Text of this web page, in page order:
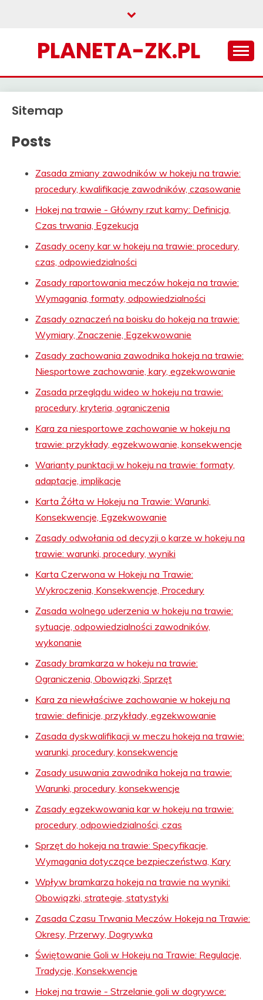
PLANETA-ZK.PL
Sitemap
Posts
Zasada zmiany zawodników w hokeju na trawie:
procedury, kwalifikacje zawodników, czasowanie
Hokej na trawie - Główny rzut karny: Definicja,
Czas trwania, Egzekucja
Zasady oceny kar w hokeju na trawie: procedury,
czas, odpowiedzialności
Zasady raportowania meczów hokeja na trawie:
Wymagania, formaty, odpowiedzialności
Zasady oznaczeń na boisku do hokeja na trawie:
Wymiary, Znaczenie, Egzekwowanie
Zasady zachowania zawodnika hokeja na trawie:
Niesportowe zachowanie, kary, egzekwowanie
Zasada przeglądu wideo w hokeju na trawie:
procedury, kryteria, ograniczenia
Kara za niesportowe zachowanie w hokeju na
trawie: przykłady, egzekwowanie, konsekwencje
Warianty punktacji w hokeju na trawie: formaty,
adaptacje, implikacje
Karta Żółta w Hokeju na Trawie: Warunki,
Konsekwencje, Egzekwowanie
Zasady odwołania od decyzji o karze w hokeju na
trawie: warunki, procedury, wyniki
Karta Czerwona w Hokeju na Trawie:
Wykroczenia, Konsekwencje, Procedury
Zasada wolnego uderzenia w hokeju na trawie:
sytuacje, odpowiedzialności zawodników,
wykonanie
Zasady bramkarza w hokeju na trawie:
Ograniczenia, Obowiązki, Sprzęt
Kara za niewłaściwe zachowanie w hokeju na
trawie: definicje, przykłady, egzekwowanie
Zasada dyskwalifikacji w meczu hokeja na trawie:
warunki, procedury, konsekwencje
Zasady usuwania zawodnika hokeja na trawie:
Warunki, procedury, konsekwencje
Zasady egzekwowania kar w hokeju na trawie:
procedury, odpowiedzialności, czas
Sprzęt do hokeja na trawie: Specyfikacje,
Wymagania dotyczące bezpieczeństwa, Kary
Wpływ bramkarza hokeja na trawie na wyniki:
Obowiązki, strategie, statystyki
Zasada Czasu Trwania Meczów Hokeja na Trawie:
Okresy, Przerwy, Dogrywka
Świętowanie Goli w Hokeju na Trawie: Regulacje,
Tradycje, Konsekwencje
Hokej na trawie - Strzelanie goli w dogrywce: